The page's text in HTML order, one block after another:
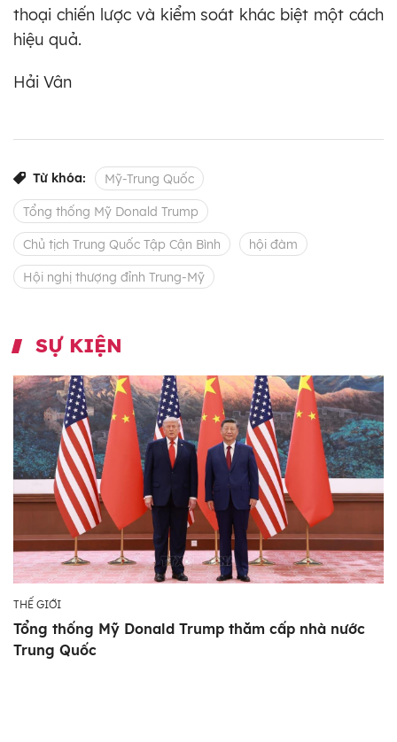
thoại chiến lược và kiểm soát khác biệt một cách
hiệu quả.
Hải Vân
Từ khóa: Mỹ-Trung Quốc
Tổng thống Mỹ Donald Trump
Chủ tịch Trung Quốc Tập Cận Bình hội đàm
Hội nghị thượng đỉnh Trung-Mỹ
SỰ KIỆN
THẾ GIỚI
Tổng thống Mỹ Donald Trump thăm cấp nhà nước
Trung Quốc